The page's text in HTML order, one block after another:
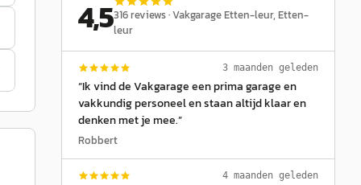
4,5316reviews ·Vakgarage Etten-leur, Etten-
leur
3 maanden geleden
“Ik vind de Vakgarage een prima garage en
vakkundig personeel en staan altijd klaar en
denken met je mee.”
Robbert
4 maanden geleden